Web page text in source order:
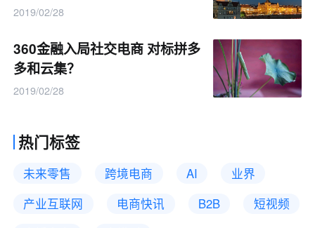
2019/02/28
360金融入局社交电商 对标拼多
多和云集？
2019/02/28
热门标签
未来零售 跨境电商 AI
业界
产业互联网
电商快讯 B2B
短视频